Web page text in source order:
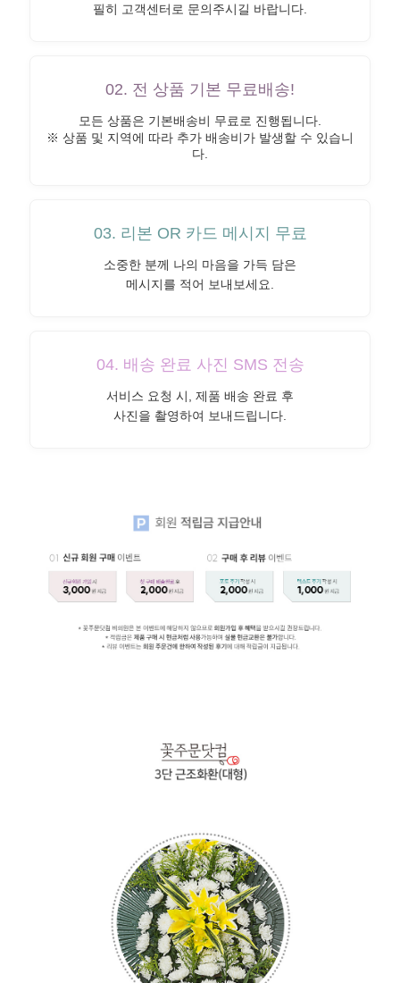
필히 고객센터로 문의주시길 바랍니다.
02. 전 상품 기본 무료배송!
모든 상품은 기본배송비 무료로 진행됩니다.
※ 상품 및 지역에 따라 추가 배송비가 발생할 수 있습니
다.
03. 리본 OR 카드 메시지 무료
소중한 분께 나의 마음을 가득 담은
메시지를 적어 보내보세요.
04. 배송 완료 사진 SMS 전송
서비스 요청 시, 제품 배송 완료 후
사진을 촬영하여 보내드립니다.